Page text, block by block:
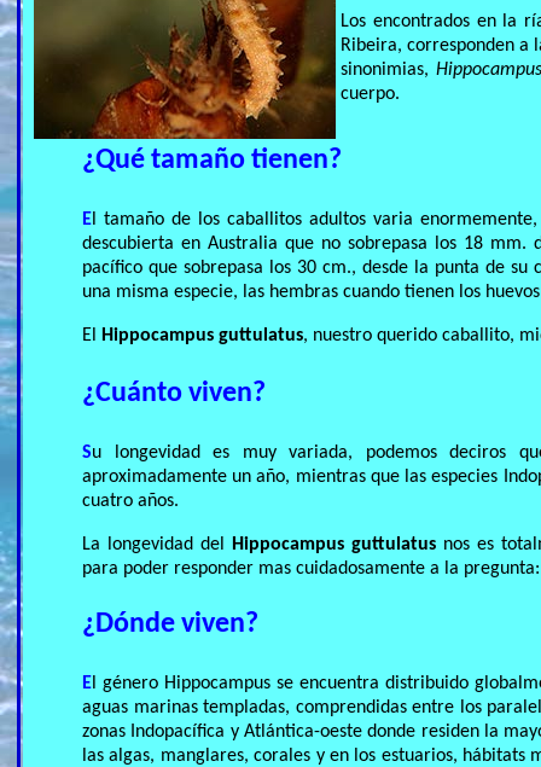
Los encontrados en la
Ribeira, corresponden a
sinonimias,
cuerpo.
¿Qué tamaño tienen?
E l tamaño de los caballitos adultos varia
descubierta en Australia que no sobrepasa los 18
pacífico que sobrepasa los 30 cm., desde la punta de
una misma especie, las hembras cuando tienen los
El Hippocampus guttulatus, nuestro querido caballito,
¿Cuánto viven?
Su longevidad es muy variada, podemos deciros
aproximadamente un año, mientras que las especies
cuatro años.
La longevidad del Hippocampus guttulatus nos es
para poder responder mas cuidadosamente a la
¿Dónde viven?
E l género Hippocampus se encuentra distribuido
aguas marinas templadas, comprendidas entre los
zonas Indopacífica y Atlántica-oeste donde residen la
las algas, manglares, corales y en los estuarios, hábitats